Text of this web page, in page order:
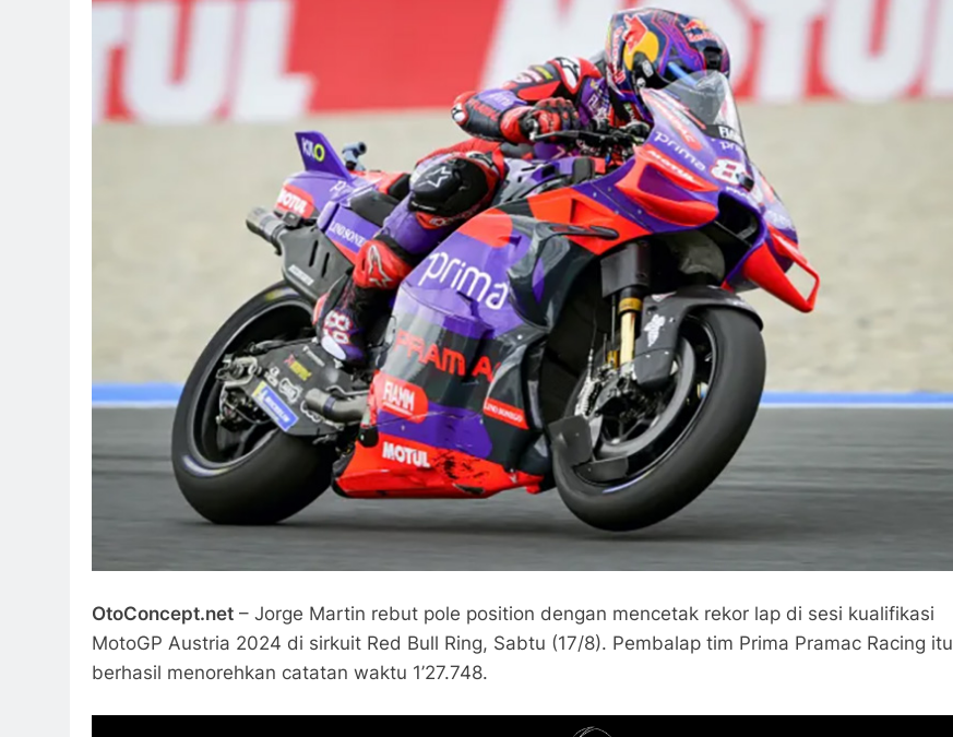
OtoConcept.net – Jorge Martin rebut pole position dengan mencetak rekor lap di sesi kualifikasi
MotoGP Austria 2024 di sirkuit Red Bull Ring, Sabtu (17/8). Pembalap tim Prima Pramac Racing itu
berhasil menorehkan catatan waktu 1’27.748.